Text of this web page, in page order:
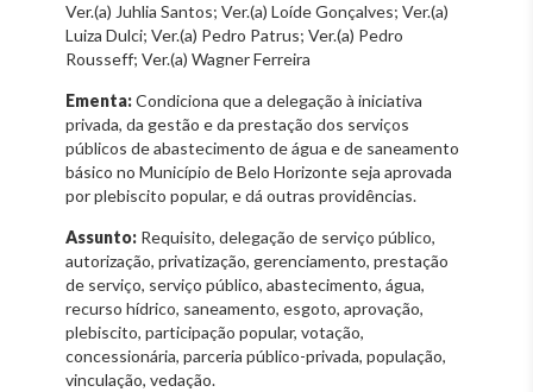
Ver.(a) Juhlia Santos; Ver.(a) Loíde Gonçalves; Ver.(a)
Luiza Dulci; Ver.(a) Pedro Patrus; Ver.(a) Pedro
Rousseff; Ver.(a) Wagner Ferreira
Ementa:Condiciona que a delegação à iniciativa
privada, da gestão e da prestação dos serviços
públicos de abastecimento de água e de saneamento
básico no Município de Belo Horizonte seja aprovada
por plebiscito popular, e dá outras providências.
Assunto: Requisito, delegação de serviço público,
autorização, privatização, gerenciamento, prestação
de serviço, serviço público, abastecimento, água,
recurso hídrico, saneamento, esgoto, aprovação,
plebiscito, participação popular, votação,
concessionária, parceria público-privada, população,
vinculação, vedação.